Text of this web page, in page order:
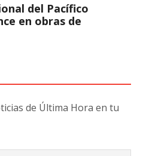
del Pacífico
en obras de
de Última Hora en tu